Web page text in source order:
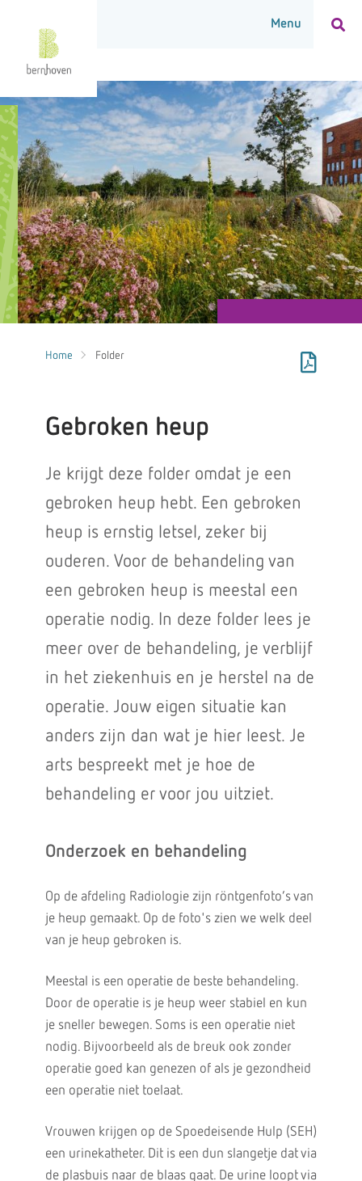
Home Folder
Gebroken heup
Je krijgt deze folder omdat je een
gebroken heup hebt. Een gebroken
heup is ernstig letsel, zeker bij
ouderen. Voor de behandeling van
een gebroken heup is meestal een
operatie nodig. In deze folder lees je
meer over de behandeling, je verblijf
in het ziekenhuis en je herstel na de
operatie. Jouw eigen situatie kan
anders zijn dan wat je hier leest. Je
arts bespreekt met je hoe de
behandeling er voor jou uitziet.
Onderzoek en behandeling
Op de afdeling Radiologie zijn röntgenfoto’s van
je heup gemaakt. Op de foto's zien we welk deel
van je heup gebroken is.
Meestal is een operatie de beste behandeling.
Door de operatie is je heup weer stabiel en kun
je sneller bewegen. Soms is een operatie niet
nodig. Bijvoorbeeld als de breuk ook zonder
operatie goed kan genezen of als je gezondheid
een operatie niet toelaat.
Vrouwen krijgen op de Spoedeisende Hulp (SEH)
een urinekatheter. Dit is een dun slangetje dat via
de plasbuis naar de blaas gaat. De urine loopt via